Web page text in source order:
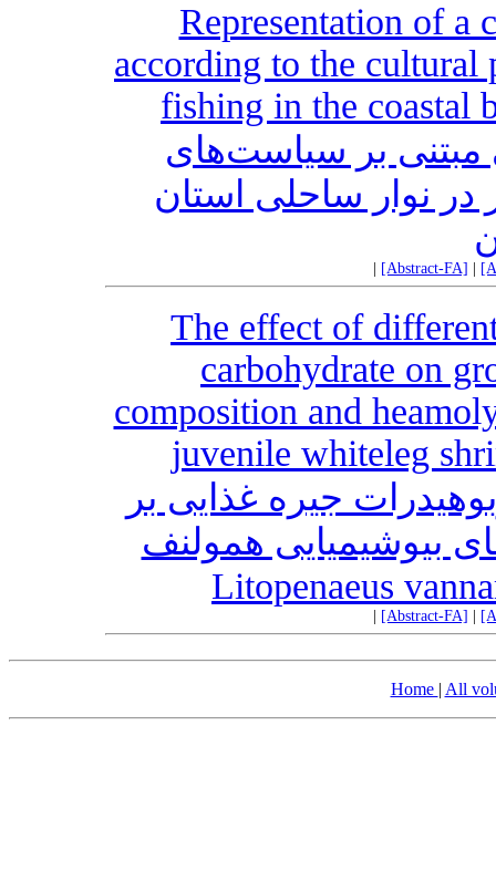
Representation of a
according to the
fishing in the coastal
مبتنی بر سیاست‌های
نوار ساحلی استان
[Abstract-FA]
The effect of
carbohydrate on
composition and
juvenile whiteleg
جیره غذایی بر
بیوشیمیایی همولنف
[Abstract-FA]
Home | All